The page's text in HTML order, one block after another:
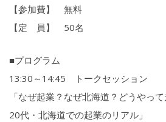
【参加費】 無料
【定 員】 50名
■プログラム
13:30～14:45 トークセッション
「なぜ起業？なぜ北海道？どうやっ
20代・北海道での起業のリアル」